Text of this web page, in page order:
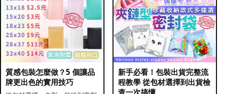
質感包裝怎麼做？5 個讓品
牌更出色的實用技巧
新手必看！包裝出貨完整流
程教學 從包材選擇到出貨檢
查一次搞懂